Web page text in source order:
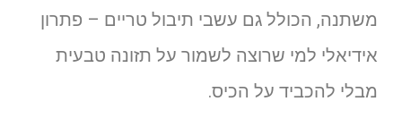
משתנה, הכולל גם עשבי תיבול טריים – פתרון
אידיאלי למי שרוצה לשמור על תזונה טבעית
מבלי להכביד על הכיס.